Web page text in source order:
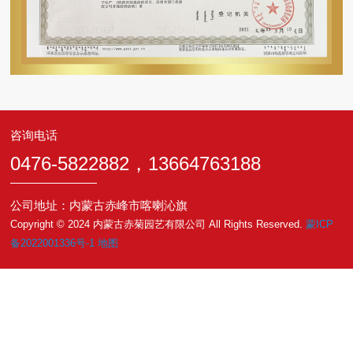
咨询电话
0476-5822882，13664763188
公司地址：内蒙古赤峰市喀喇沁旗
Copyright © 2024 内蒙古赤菊园艺有限公司 All Rights Reserved.蒙ICP
备2022001336号-1 地图